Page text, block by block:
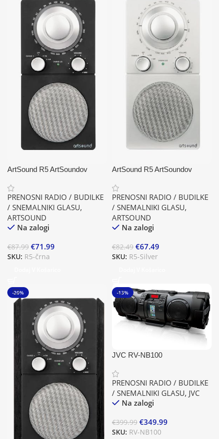
ArtSound R5 ArtSoundov
tunerjem
PRENOSNI RADIO / BUDILKE
/ SNEMALNIKI GLASU,
ARTSOUND
Na zalogi
€87.99 €71.99
SKU: R5-črna
ArtSound R5 ArtSoundov
tunerjem
PRENOSNI RADIO / BUDILKE
/ SNEMALNIKI GLASU,
ARTSOUND
Na zalogi
€82.49 €67.49
SKU: R5-Silver
-20% -13%
JVC RV-NB100
PRENOSNI RADIO / BUDILKE
/ SNEMALNIKI GLASU, JVC
Na zalogi
€399.99 €349.99
SKU: RV-NB100